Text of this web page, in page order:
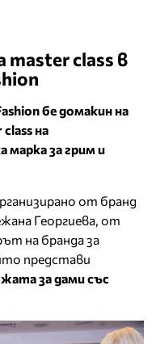
master class в
бе домакин на
на
марка за грим и
от бранд
Георгиева, от
на бранда за
представи
за дами със